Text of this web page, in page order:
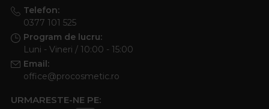
Telefon:
0377 101 525
Program de lucru:
Luni - Vineri / 10:00 - 15:00
Email:
office@procosmetic.ro
URMARESTE-NE PE: